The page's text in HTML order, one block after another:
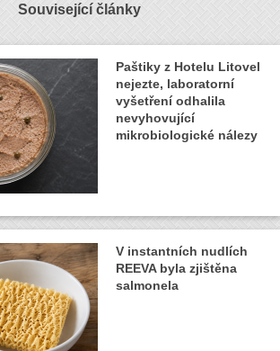
Související články
Paštiky z Hotelu Litovel
nejezte, laboratorní
vyšetření odhalila
nevyhovující
mikrobiologické nálezy
V instantních nudlích
REEVA byla zjištěna
salmonela